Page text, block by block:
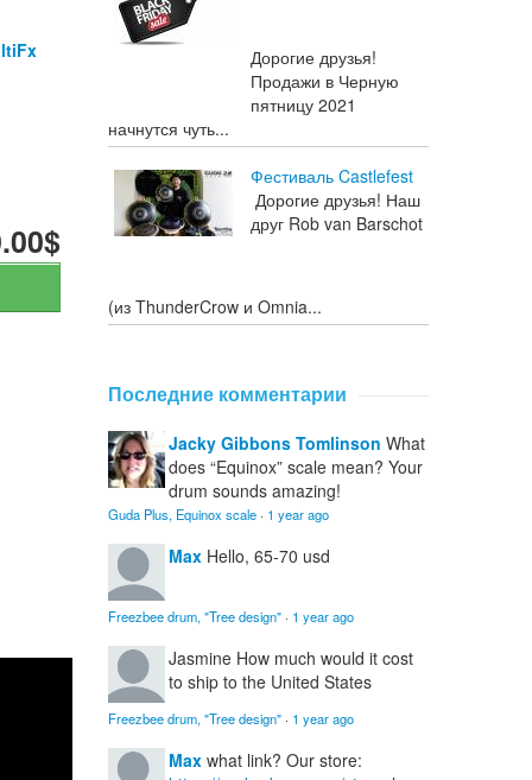
Дорогие друзья!
Продажи в Черную
пятницу 2021
начнутся чуть...
Фестиваль Castlefest
Дорогие друзья! Наш
друг Rob van Barschot
(из ThunderCrow и Omnia...
Последние комментарии
Jacky Gibbons Tomlinson What
does “Equinox” scale mean? Your
drum sounds amazing!
Guda Plus, Equinox scale · 1 year ago
Max Hello, 65-70 usd
Freezbee drum, "Tree design" · 1 year ago
Jasmine How much would it cost
to ship to the United States
Freezbee drum, "Tree design" · 1 year ago
Max what link? Our store: